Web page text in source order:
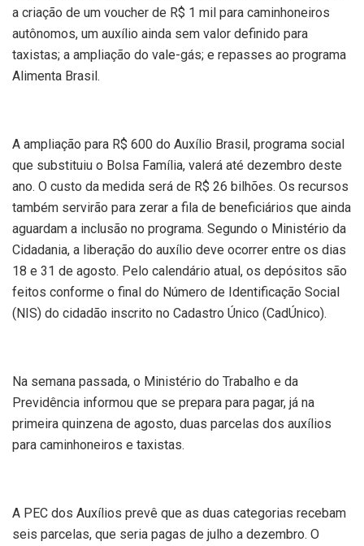
a criação de um voucher de R$ 1 mil para caminhoneiros
autônomos, um auxílio ainda sem valor definido para
taxistas; a ampliação do vale-gás; e repasses ao programa
Alimenta Brasil.
A ampliação para R$ 600 do Auxílio Brasil, programa social
que substituiu o Bolsa Família, valerá até dezembro deste
ano. O custo da medida será de R$ 26 bilhões. Os recursos
também servirão para zerar a fila de beneficiários que ainda
aguardam a inclusão no programa. Segundo o Ministério da
Cidadania, a liberação do auxílio deve ocorrer entre os dias
18 e 31 de agosto. Pelo calendário atual, os depósitos são
feitos conforme o final do Número de Identificação Social
(NIS) do cidadão inscrito no Cadastro Único (CadÚnico).
Na semana passada, o Ministério do Trabalho e da
Previdência informou que se prepara para pagar, já na
primeira quinzena de agosto, duas parcelas dos auxílios
para caminhoneiros e taxistas.
A PEC dos Auxílios prevê que as duas categorias recebam
seis parcelas, que seria pagas de julho a dezembro. O